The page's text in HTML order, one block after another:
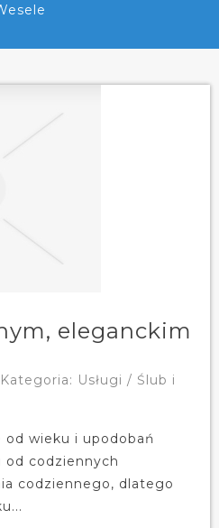
eleganckim
Kategoria: Usługi / Ślub i
od wieku i upodobań
codziennych
codziennego, dlatego